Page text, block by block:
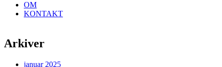
OM
KONTAKT
Arkiver
januar 2025